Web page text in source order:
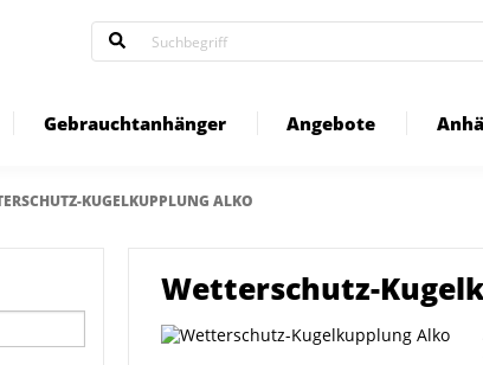
Gebrauchtanhänger Angebote
KUGELKUPPLUNG ALKO
Wetterschutz-